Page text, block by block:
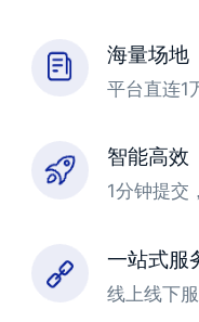
海量场地
平台直连1
智能高效
1分钟提交
一站式服
线上线下